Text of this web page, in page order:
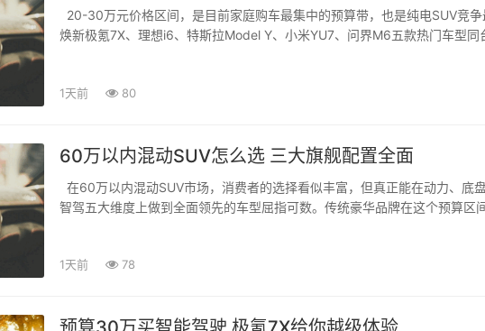
20-30万元价格区间，是目前家庭购车最集中的预算带，也是纯电SUV竞争
焕新极氪7X、理想i6、特斯拉Model Y、小米YU7、问界M6五款热门车型同
1天前 80
60万以内混动SUV怎么选 三大旗舰配置全面
在60万以内混动SUV市场，消费者的选择看似丰富，但真正能在动力、底盘
智驾五大维度上做到全面领先的车型屈指可数。传统豪华品牌在这个预算区
1天前 78